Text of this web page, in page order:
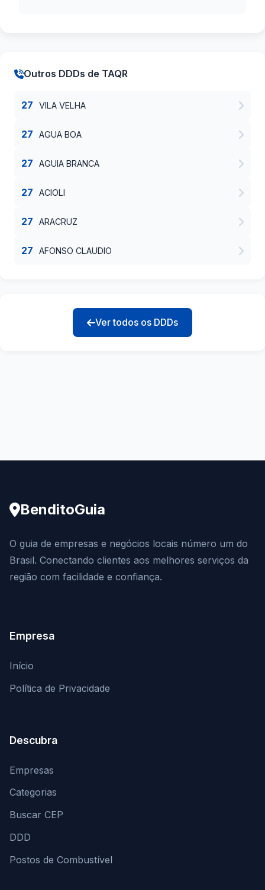
Outros DDDs de TAQR
27 VILA VELHA
27 AGUA BOA
27 AGUIA BRANCA
27 ACIOLI
27 ARACRUZ
27 AFONSO CLAUDIO
Ver todos os DDDs
BenditoGuia
O guia de empresas e negócios locais número um do
Brasil. Conectando clientes aos melhores serviços da
região com facilidade e confiança.
Empresa
Início
Política de Privacidade
Descubra
Empresas
Categorias
Buscar CEP
DDD
Postos de Combustível